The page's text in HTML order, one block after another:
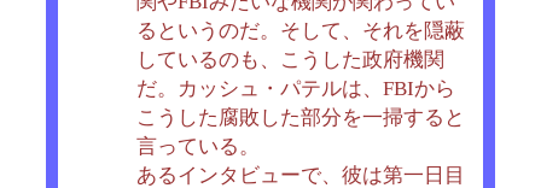
るというのだ。そして、それを隠蔽
しているのも、こうした政府機関
だ。カッシュ・パテルは、FBIから
こうした腐敗した部分を一掃すると
言っている。
あるインタビューで、彼は第一日目